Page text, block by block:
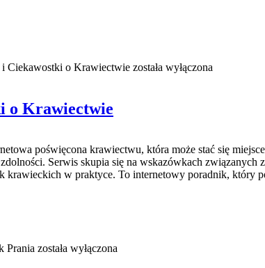
Ciekawostki o Krawiectwie została wyłączona
o Krawiectwie
poświęcona krawiectwu, która może stać się
Serwis skupia się na wskazówkach
krawieckich w praktyce. To internetowy poradnik, który
Prania została wyłączona